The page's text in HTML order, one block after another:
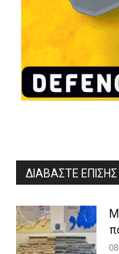
ΔΙΑΒΑΣΤΕ ΕΠΙΣΗΣ